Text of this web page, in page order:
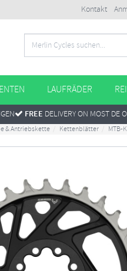
Kontakt
LAUFRÄDER
FREE DELIVERY ON MOST DE
& Antriebskette Kettenblätter MTB-